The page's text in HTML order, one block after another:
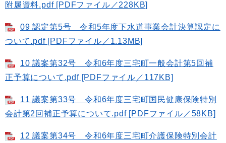
附属資料.pdf [PDFファイル／228KB]
09 認定第5号 令和5年度下水道事業会計決算認定に
ついて.pdf [PDFファイル／1.13MB]
10 議案第32号 令和6年度三宅町一般会計第5回補
正予算について.pdf [PDFファイル／117KB]
11 議案第33号 令和6年度三宅町国民健康保険特別
会計第2回補正予算について.pdf [PDFファイル／58KB]
12 議案第34号 令和6年度三宅町介護保険特別会計